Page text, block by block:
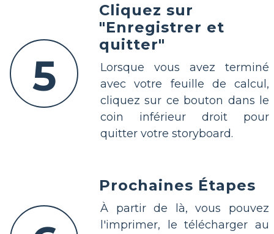
5
Cliquez sur
"Enregistrer et
quitter"
Lorsque vous avez terminé
avec votre feuille de calcul,
cliquez sur ce bouton dans le
coin inférieur droit pour
quitter votre storyboard.
Prochaines Étapes
À partir de là, vous pouvez
l'imprimer, le télécharger au